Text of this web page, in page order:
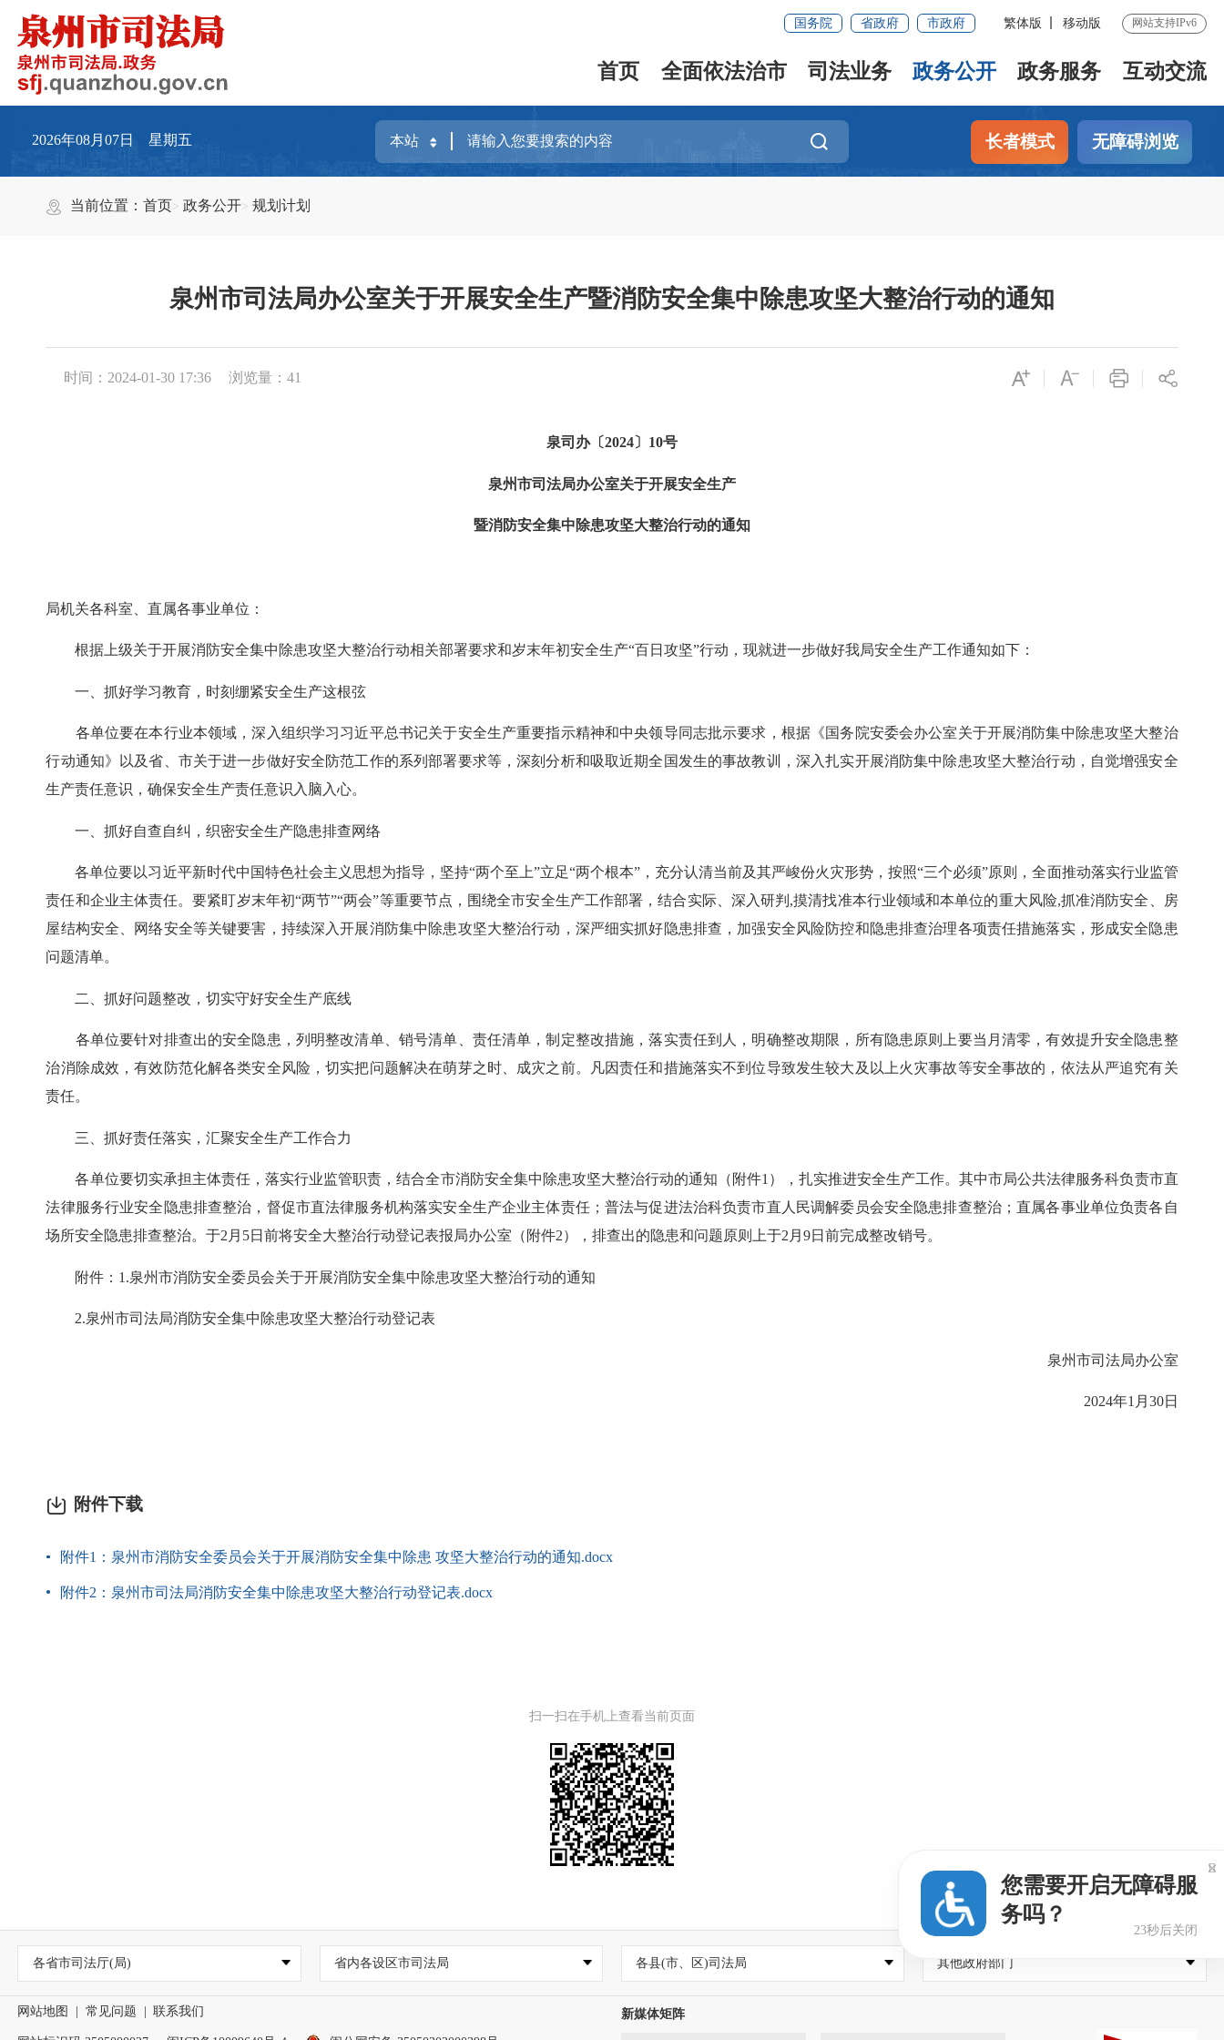
国务院 省政府 市政府 繁体版 移动版 网站支持IPv6
首页 全面依法治市 司法业务 政务公开 政务服务 互动交流
2026年08月07日 星期五 长者模式 无障碍浏览
当前位置：首页 政务公开 规划计划
泉州市司法局办公室关于开展安全生产暨消防安全集中除患攻坚大整治行动的通知
时间：2024-01-30 17:36 浏览量：41
泉司办〔2024〕10号
泉州市司法局办公室关于开展安全生产
暨消防安全集中除患攻坚大整治行动的通知
局机关各科室、直属各事业单位：
根据上级关于开展消防安全集中除患攻坚大整治行动相关部署要求和岁末年初安全生产“百日攻坚”行动，现就进一步做好我局安全生产工作通知如下：
一、抓好学习教育，时刻绷紧安全生产这根弦
各单位要在本行业本领域，深入组织学习习近平总书记关于安全生产重要指示精神和中央领导同志批示要求，根据《国务院安委会办公室关于开展消防集中除患攻坚大整治
行动通知》以及省、市关于进一步做好安全防范工作的系列部署要求等，深刻分析和吸取近期全国发生的事故教训，深入扎实开展消防集中除患攻坚大整治行动，自觉增强安全
生产责任意识，确保安全生产责任意识入脑入心。
一、抓好自查自纠，织密安全生产隐患排查网络
各单位要以习近平新时代中国特色社会主义思想为指导，坚持“两个至上”立足“两个根本”，充分认清当前及其严峻份火灾形势，按照“三个必须”原则，全面推动落实行业监管
责任和企业主体责任。要紧盯岁末年初“两节”“两会”等重要节点，围绕全市安全生产工作部署，结合实际、深入研判,摸清找准本行业领域和本单位的重大风险,抓准消防安全、房
屋结构安全、网络安全等关键要害，持续深入开展消防集中除患攻坚大整治行动，深严细实抓好隐患排查，加强安全风险防控和隐患排查治理各项责任措施落实，形成安全隐患
问题清单。
二、抓好问题整改，切实守好安全生产底线
各单位要针对排查出的安全隐患，列明整改清单、销号清单、责任清单，制定整改措施，落实责任到人，明确整改期限，所有隐患原则上要当月清零，有效提升安全隐患整
治消除成效，有效防范化解各类安全风险，切实把问题解决在萌芽之时、成灾之前。凡因责任和措施落实不到位导致发生较大及以上火灾事故等安全事故的，依法从严追究有关
责任。
三、抓好责任落实，汇聚安全生产工作合力
各单位要切实承担主体责任，落实行业监管职责，结合全市消防安全集中除患攻坚大整治行动的通知（附件1），扎实推进安全生产工作。其中市局公共法律服务科负责市直
法律服务行业安全隐患排查整治，督促市直法律服务机构落实安全生产企业主体责任；普法与促进法治科负责市直人民调解委员会安全隐患排查整治；直属各事业单位负责各自
场所安全隐患排查整治。于2月5日前将安全大整治行动登记表报局办公室（附件2），排查出的隐患和问题原则上于2月9日前完成整改销号。
附件：1.泉州市消防安全委员会关于开展消防安全集中除患攻坚大整治行动的通知
2.泉州市司法局消防安全集中除患攻坚大整治行动登记表
泉州市司法局办公室
2024年1月30日
附件下载
附件1：泉州市消防安全委员会关于开展消防安全集中除患 攻坚大整治行动的通知.docx
附件2：泉州市司法局消防安全集中除患攻坚大整治行动登记表.docx
扫一扫在手机上查看当前页面
各省市司法厅(局) 省内各设区市司法局 各县(市、区)司法局 其他政府部门
网站地图 常见问题 联系我们 新媒体矩阵
您需要开启无障碍服
务吗？
23秒后关闭
